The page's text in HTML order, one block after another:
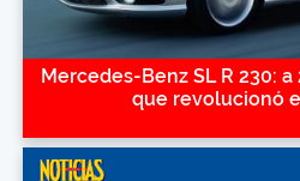
Mercedes-Benz SL R 230:
que revolucionó